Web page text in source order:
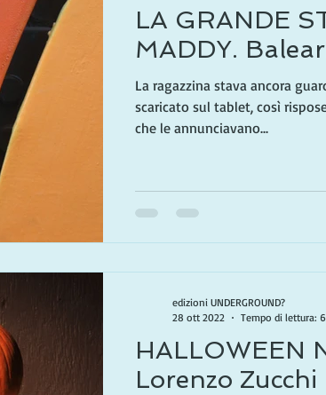
LA GRANDE
MADDY.
La ragazzina stava ancora
scaricato sul tablet, così
che le annunciavano...
HALLOWEEN
Lorenzo Zucchi
edizioni UNDERGROUND?
28 ott 2022
Tempo di lettura: